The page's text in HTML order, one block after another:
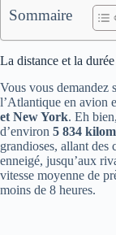
Sommaire
La distance et la
Vous vous demandez
l’Atlantique en avion
et New York. Eh
d’environ 5 834
grandioses, allant des
enneigé, jusqu’aux
vitesse moyenne de
moins de 8 heures.